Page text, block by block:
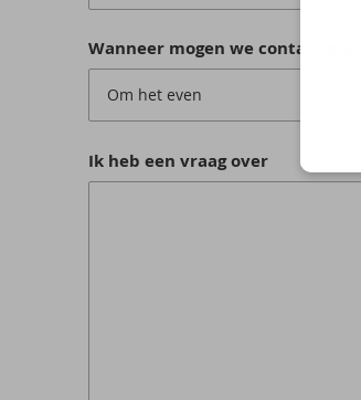
Wanneer mogen we contact met
Om het even
Ik heb een vraag over